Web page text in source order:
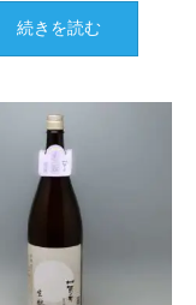
続きを読む